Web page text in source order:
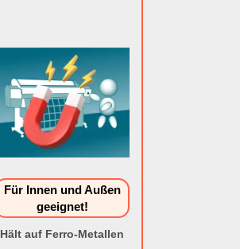
Für Innen und Außen
geeignet!
Hält auf Ferro-Metallen